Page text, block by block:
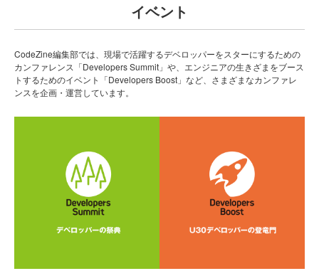
イベント
CodeZine編集部では、現場で活躍するデベロッパーをスターにするための
カンファレンス「Developers Summit」や、エンジニアの生きざまをブース
トするためのイベント「Developers Boost」など、さまざまなカンファレ
ンスを企画・運営しています。